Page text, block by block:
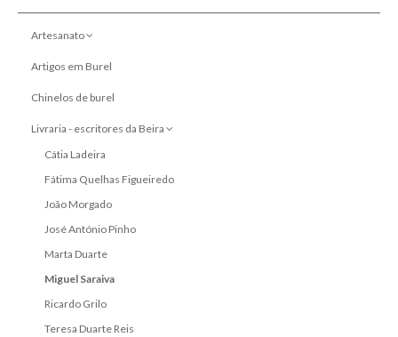
Política de Privacidade e Cookies
Resolução de Litígios
Artesanato
Cestas de junco
Artigos em Burel
Chinelos de burel
Livraria - escritores da Beira
Cátia Ladeira
Fátima Quelhas Figueiredo
João Morgado
José António Pinho
Marta Duarte
Miguel Saraiva
Ricardo Grilo
Teresa Duarte Reis